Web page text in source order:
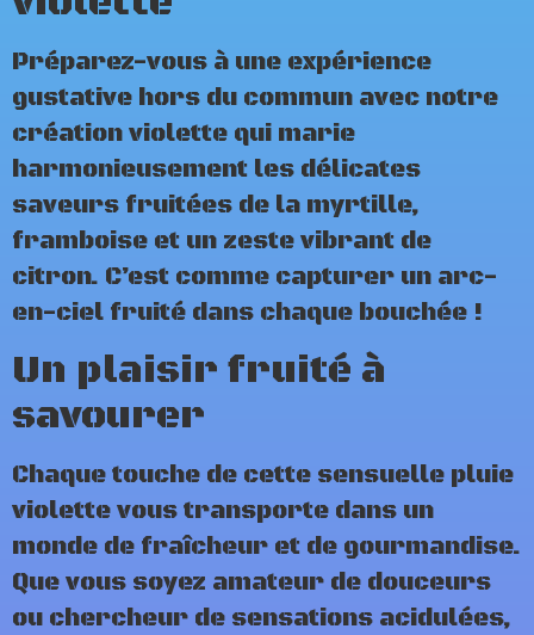
Préparez-vous à une expérience
gustative hors du commun avec notre
création violette qui marie
harmonieusement les délicates
saveurs fruitées de la myrtille,
framboise et un zeste vibrant de
citron. C’est comme capturer un arc-
en-ciel fruité dans chaque bouchée !
Un plaisir fruité à
savourer
Chaque touche de cette sensuelle pluie
violette vous transporte dans un
monde de fraîcheur et de gourmandise.
Que vous soyez amateur de douceurs
ou chercheur de sensations acidulées,